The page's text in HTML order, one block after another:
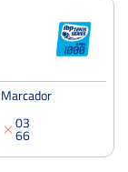
Marcador
0
6
3
6